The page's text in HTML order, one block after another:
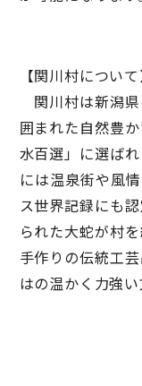
【関川村について
関川村は新潟
囲まれた自然豊
水百選」に選ば
には温泉街や風
ス世界記録にも
られた大蛇が村
手作りの伝統工
はの温かく力強い